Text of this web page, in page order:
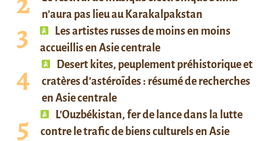
n’aura pas lieu au Karakalpakstan
Les artistes russes de moins en moins
accueillis en Asie centrale
Desert kites, peuplement préhistorique et
cratères d’astéroïdes : résumé de recherches
en Asie centrale
L’Ouzbékistan, fer de lance dans la lutte
contre le trafic de biens culturels en Asie